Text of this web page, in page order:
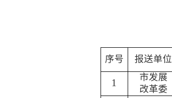
序号 报送单位
1
市发展
改革委